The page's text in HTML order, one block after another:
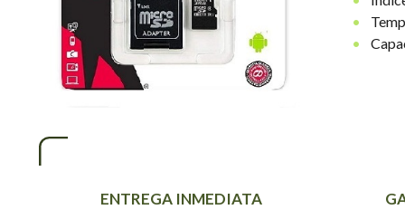
ENTREGA INMEDIATA